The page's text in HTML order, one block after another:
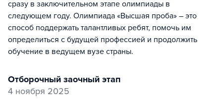
сразу в заключительном этапе олимпиады в
следующем году. Олимпиада «Высшая проба» – это
способ поддержать талантливых ребят, помочь им
определиться с будущей профессией и продолжить
обучение в ведущем вузе страны.
отборочный заочный этап
4 ноября 2025